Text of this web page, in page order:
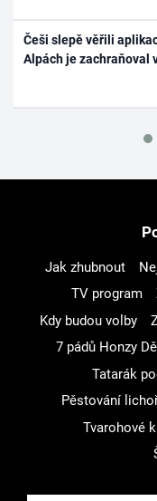
Češi slepě věřili
Alpách je zachraňoval
Jak zhubnout
TV program
Kdy budou volby
7 pádů Honzy
Tatarák
Pěstování
Tvarohové